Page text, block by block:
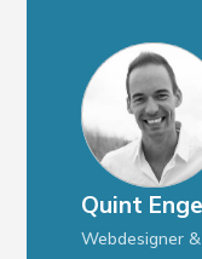
Quint
Webdesigner